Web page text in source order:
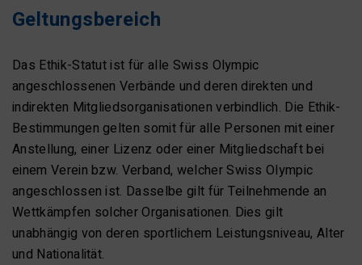
Geltungsbereich
Das Ethik-Statut ist für alle Swiss Olympic
angeschlossenen Verbände und deren direkten und
indirekten Mitgliedsorganisationen verbindlich. Die Ethik-
Bestimmungen gelten somit für alle Personen mit einer
Anstellung, einer Lizenz oder einer Mitgliedschaft bei
einem Verein bzw. Verband, welcher Swiss Olympic
angeschlossen ist. Dasselbe gilt für Teilnehmende an
Wettkämpfen solcher Organisationen. Dies gilt
unabhängig von deren sportlichem Leistungsniveau, Alter
und Nationalität.